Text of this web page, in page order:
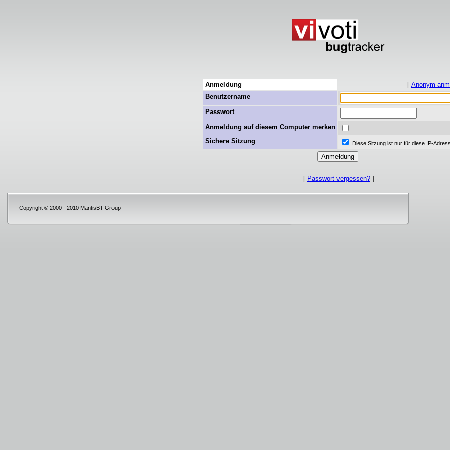
Anmeldung [ Anonym
Benutzername
Passwort
Anmeldung auf diesem Computer merken
Sichere Sitzung
Diese Sitzung ist nur für diese IP-
[ Passwort vergessen?]
Copyright © 2000 - 2010 MantisBT Group